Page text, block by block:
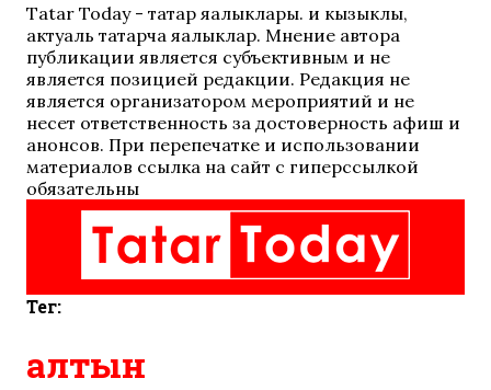
Tatar Today - татар яңалыклары. иң кызыклы,
актуаль татарча яңалыклар. Мнение автора
публикации является субъективным и не
является позицией редакции. Редакция не
является организатором мероприятий и не
несет ответственность за достоверность афиш и
анонсов. При перепечатке и использовании
материалов ссылка на сайт с гиперссылкой
обязательны
Тег:
алтын